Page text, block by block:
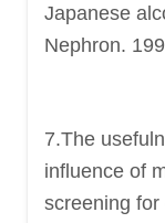
Japanese
Nephron.
7.The
influence of
screening